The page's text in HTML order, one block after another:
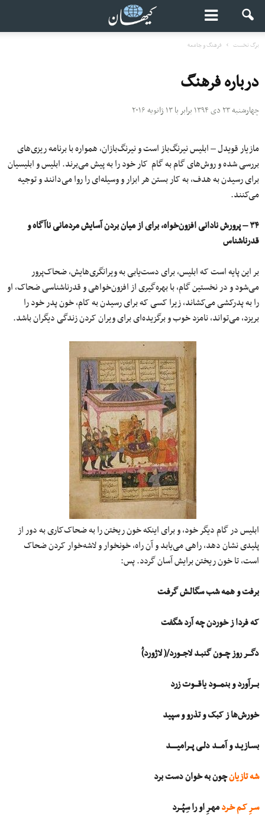
برگ نخست فرهنگ و جامعه
درباره فرهنگ
چهارشنبه ۲۳ دی ۱۳۹۴ برابر با ۱۳ ژانویه ۲۰۱۶
مازیار قویدل – ابلیس نیرنگ‌باز است و نیرنگ‌بازان، همواره با برنامه ریزی‌های
بررسی شده و روش‌های گام به گام کار خود را به پیش می‌برند. ابلیس و ابلیسیان
برای رسیدن به هدف، به کار بستن هر ابزار و وسیله‌ای را روا می‌دانند و توجیه
می‌کنند.
۳۴ – پرورش نادانی افزون‌خواه، برای از میان بردن آسایش مردمانی ناآگاه و
قدرناشناس
بر این پایه است که ابلیس، برای دست‌یابی به ویرانگری‌هایش، ضحاک‌پرور
می‌شود و در نخستین گام، با بهره‌گیری از افزون‌خواهی و قدرناشناسی ضحاک، او
را به پدرکشی می‌کشاند، زیرا کسی که برای رسیدن به کام، خون پدر خود را
بریزد، می‌تواند، نامزد خوب و برگزیده‌ای برای ویران کردن زندگی دیگران باشد.
ابلیس در گام دیگر خود، و برای اینکه خون ریختن را به ضحاک‌کاری به دور از
پلیدی نشان دهد، راهی می‌یابد و آن راه، خونخوار و لاشه‌خوار کردن ضحاک
است، تا خون ریختن برایش آسان گردد. پس:
برفت و همه شب سگالـش گرفـت
که فردا ز خوردن چه آرد شگفت
دگـــر روز چــون گنبـد لاجــورد/( لاژورد)ُ
بـــرآورد و بنمـــود یاقـــوت زرد
خورش‌ها ز کبک و تذرو و سپید
بسـازیـد و آمـــد دلـی پــرامیـــــد
شه تازیانچون به خوان دست برد
سـرِ کـم خـردمهـرِ او را سِپُــرد